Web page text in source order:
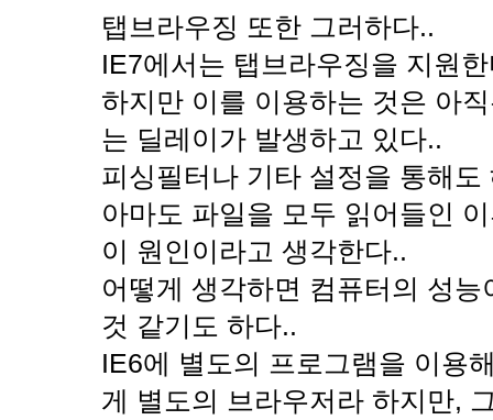
탭브라우징 또한 그러하다..
IE7에서는 탭브라우징을 지원
하지만 이를 이용하는 것은 아
는 딜레이가 발생하고 있다..
피싱필터나 기타 설정을 통해
아마도 파일을 모두 읽어들인
이 원인이라고 생각한다..
어떻게 생각하면 컴퓨터의 성
것 같기도 하다..
IE6에 별도의 프로그램을 이용
게 별도의 브라우저라 하지만,